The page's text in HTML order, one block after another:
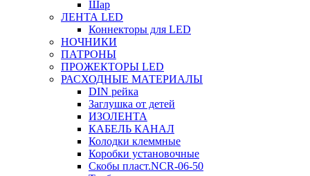
Шар
ЛЕНТА LED
Коннекторы для LED
НОЧНИКИ
ПАТРОНЫ
ПРОЖЕКТОРЫ LED
РАСХОДНЫЕ МАТЕРИАЛЫ
DIN рейка
Заглушка от детей
ИЗОЛЕНТА
КАБЕЛЬ КАНАЛ
Колодки клеммные
Коробки установочные
Скобы пласт.NCR-06-50